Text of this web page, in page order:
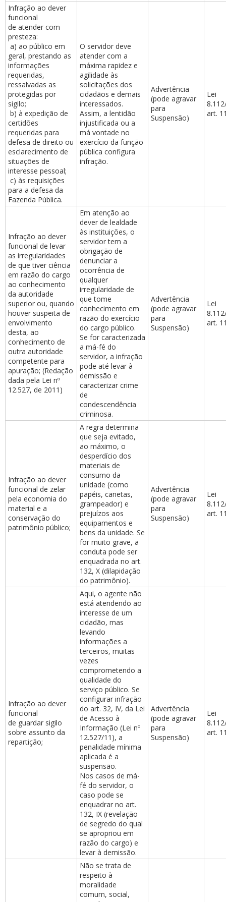
Infração ao dever
funcional
de atender com
presteza:
a) ao público em
geral, prestando as
informações
requeridas,
ressalvadas as
protegidas por
sigilo;
b) à expedição de
certidões
requeridas para
defesa de direito ou
esclarecimento de
situações de
interesse pessoal;
c) às requisições
para a defesa da
Fazenda Pública.
O servidor deve
atender com a
máxima rapidez e
agilidade às
solicitações dos
cidadãos e demais
interessados.
Assim, a lentidão
injustificada ou a
má vontade no
exercício da função
pública configura
infração.
Advertência
(pode agravar
para
Suspensão)
Lei
art.
Infração ao dever
funcional de levar
as irregularidades
de que tiver ciência
em razão do cargo
ao conhecimento
da autoridade
superior ou, quando
houver suspeita de
envolvimento
desta, ao
conhecimento de
outra autoridade
competente para
apuração; (Redação
dada pela Lei nº
12.527, de 2011)
Em atenção ao
dever de lealdade
às instituições, o
servidor tem a
obrigação de
denunciar a
ocorrência de
qualquer
irregularidade de
que tome
conhecimento em
razão do exercício
do cargo público.
Se for caracterizada
a má-fé do
servidor, a infração
pode até levar à
demissão e
caracterizar crime
de
condescendência
criminosa.
Advertência
(pode agravar
para
Suspensão)
Lei
art.
Infração ao dever
funcional de zelar
pela economia do
material e a
conservação do
patrimônio público;
A regra determina
que seja evitado,
ao máximo, o
desperdício dos
materiais de
consumo da
unidade (como
papéis, canetas,
grampeador) e
prejuízos aos
equipamentos e
bens da unidade. Se
for muito grave, a
conduta pode ser
enquadrada no art.
132, X (dilapidação
do patrimônio).
Advertência
(pode agravar
para
Suspensão)
Lei
art.
Infração ao dever
funcional
de guardar sigilo
sobre assunto da
repartição;
Aqui, o agente não
está atendendo ao
interesse de um
cidadão, mas
levando
informações a
terceiros, muitas
vezes
comprometendo a
qualidade do
serviço público. Se
configurar infração
do art. 32, IV, da Lei
de Acesso à
Informação (Lei nº
12.527/11), a
penalidade mínima
aplicada é a
suspensão.
Nos casos de má-
fé do servidor, o
caso pode se
enquadrar no art.
132, IX (revelação
de segredo do qual
se apropriou em
razão do cargo) e
levar à demissão.
Advertência
(pode agravar
para
Suspensão)
Lei
art.
Não se trata de
respeito à
moralidade
comum, social,